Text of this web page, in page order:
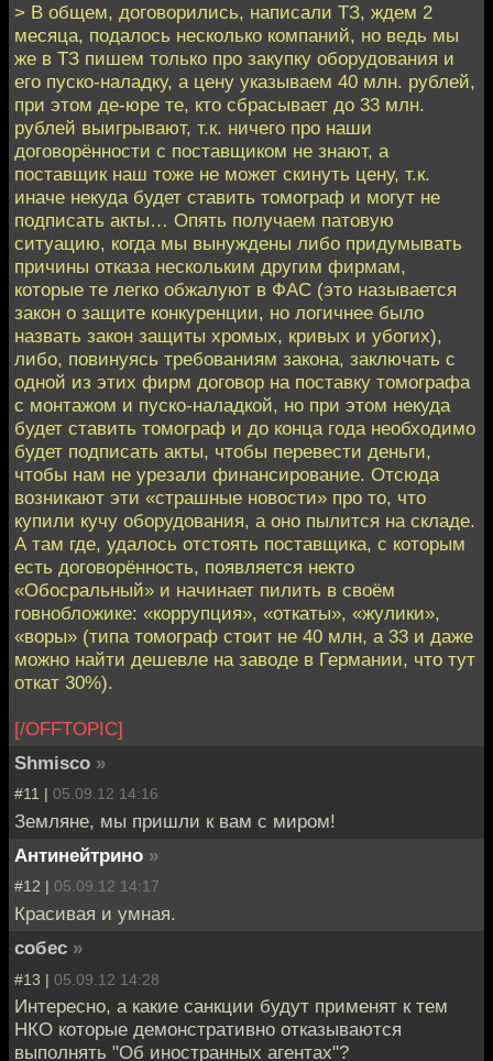
> В общем, договорились, написали ТЗ, ждем 2
месяца, подалось несколько компаний, но ведь мы
же в ТЗ пишем только про закупку оборудования и
его пуско-наладку, а цену указываем 40 млн. рублей,
при этом де-юре те, кто сбрасывает до 33 млн.
рублей выигрывают, т.к. ничего про наши
договорённости с поставщиком не знают, а
поставщик наш тоже не может скинуть цену, т.к.
иначе некуда будет ставить томограф и могут не
подписать акты… Опять получаем патовую
ситуацию, когда мы вынуждены либо придумывать
причины отказа нескольким другим фирмам,
которые те легко обжалуют в ФАС (это называется
закон о защите конкуренции, но логичнее было
назвать закон защиты хромых, кривых и убогих),
либо, повинуясь требованиям закона, заключать с
одной из этих фирм договор на поставку томографа
с монтажом и пуско-наладкой, но при этом некуда
будет ставить томограф и до конца года необходимо
будет подписать акты, чтобы перевести деньги,
чтобы нам не урезали финансирование. Отсюда
возникают эти «страшные новости» про то, что
купили кучу оборудования, а оно пылится на складе.
А там где, удалось отстоять поставщика, с которым
есть договорённость, появляется некто
«Обосральный» и начинает пилить в своём
говнобложике: «коррупция», «откаты», «жулики»,
«воры» (типа томограф стоит не 40 млн, а 33 и даже
можно найти дешевле на заводе в Германии, что тут
откат 30%).
[/OFFTOPIC]
Shmisco »
#11 | 05.09.12 14:16
Земляне, мы пришли к вам с миром!
Антинейтрино »
#12 | 05.09.12 14:17
Красивая и умная.
собес »
#13 | 05.09.12 14:28
Интересно, а какие санкции будут применят к тем
НКО которые демонстративно отказываются
выполнять "Об иностранных агентах"?